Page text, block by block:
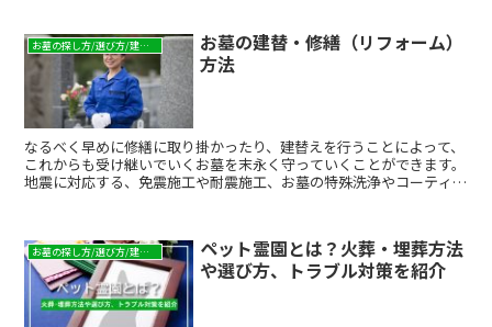
お墓の探し方/選び方/建て方
お墓の建替・修繕（リフォーム）
方法
なるべく早めに修繕に取り掛かったり、建替えを行うことによって、
これからも受け継いでいくお墓を末永く守っていくことができます。
地震に対応する、免震施工や耐震施工、お墓の特殊洗浄やコーティン
お墓の探し方/選び方/建て方
ペット霊園とは？火葬・埋葬方法
や選び方、トラブル対策を紹介